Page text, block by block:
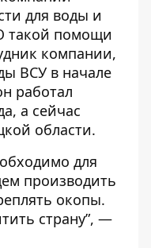
для воды и
такой помощи
компании,
ВСУ в начале
работал
а сейчас
области.
для
производить
окопы.
страну”, —